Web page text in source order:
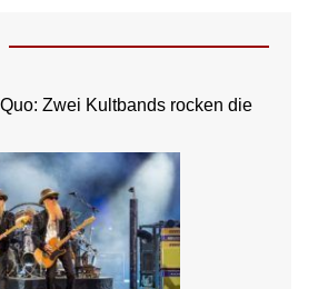
Zwei Kultbands rocken die